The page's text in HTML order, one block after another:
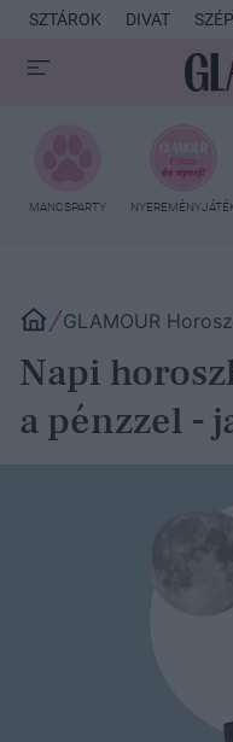
SZTÁROK DIVAT
MANCSPARTY
GLAMOUR
Napi
a pénzzel -